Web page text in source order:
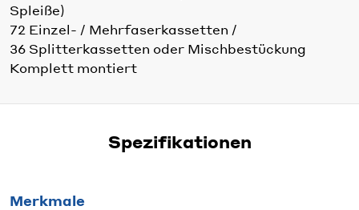
Spleiße)
72 Einzel- / Mehrfaserkassetten /
36 Splitterkassetten oder Mischbestückung
Komplett montiert
Spezifikationen
Merkmale